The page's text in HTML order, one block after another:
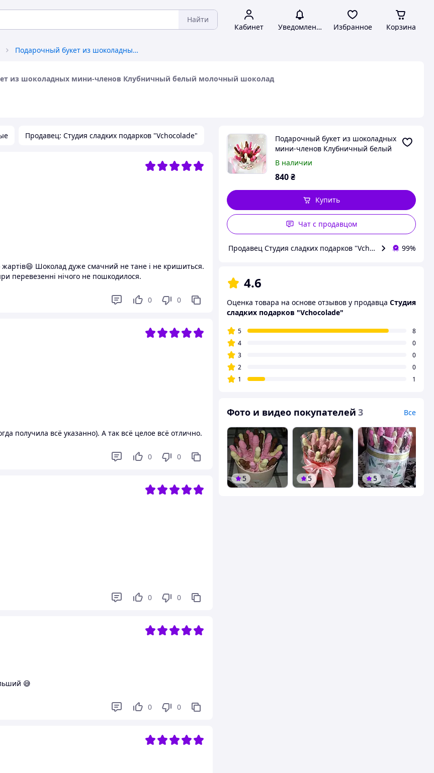
Найти
Кабинет Уведомления Избранное Корзина
Подарочный букет из шоколадных мини-членов Клубничный белый молочный шоколад
из шоколадных мини-членов Клубничный белый молочный шоколад
Продавец: Студия сладких подарков "Vchocolade"
жартів😄 Шоколад дуже смачний не тане і не кришиться.
перевезенні нічого не пошкодилося.
0 0
получила всё указанно). А так всё целое всё отлично.
0 0
0 0
😅
0 0
Подарочный букет из шоколадных
мини-членов Клубничный белый
молочный шоколад
В наличии
840₴
Купить
Чат с продавцом
Продавец Студия сладких подарков "Vchocolade" 99%
4.6
Оценка товара на основе отзывов у продавца Студия
сладких подарков "Vchocolade"
5
8
4
0
3
0
2
0
1
1
Фото и видео покупателей 3 Все
5 5 5